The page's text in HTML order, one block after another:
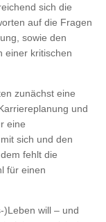
sich die
auf die Fragen
sowie den
einer kritischen
zunächst eine
und
eine
sich und den
fehlt die
für einen
)Leben will – und